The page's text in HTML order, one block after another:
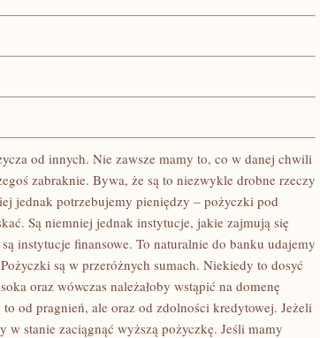
od innych. Nie zawsze mamy to, co w danej chwili
zabraknie. Bywa, że są to niezwykle drobne rzeczy
jednak potrzebujemy pieniędzy – pożyczki pod
Są niemniej jednak instytucje, jakie zajmują się
instytucje finansowe. To naturalnie do banku udajemy
są w przeróżnych sumach. Niekiedy to dosyć
oraz wówczas należałoby wstąpić na domenę
od pragnień, ale oraz od zdolności kredytowej. Jeżeli
w stanie zaciągnąć wyższą pożyczkę. Jeśli mamy